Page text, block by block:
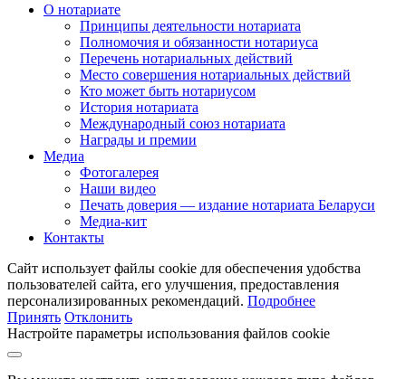
О нотариате
Принципы деятельности нотариата
Полномочия и обязанности нотариуса
Перечень нотариальных действий
Место совершения нотариальных действий
Кто может быть нотариусом
История нотариата
Международный союз нотариата
Награды и премии
Медиа
Фотогалерея
Наши видео
Печать доверия — издание нотариата Беларуси
Медиа-кит
Контакты
Сайт использует файлы cookie для обеспечения удобства
пользователей сайта, его улучшения, предоставления
персонализированных рекомендаций. Подробнее
Принять Отклонить
Настройте параметры использования файлов cookie